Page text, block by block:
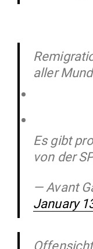
aller
Es gibt
von der
— Avant
January